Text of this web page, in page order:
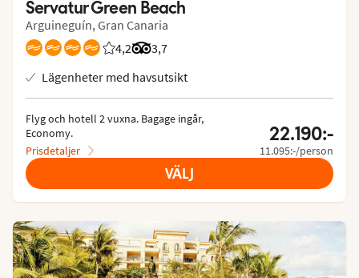
Servatur Green Beach
Arguineguín, Gran Canaria
4,2
Betyg från Vings gäster: 4.158/5
3,7
Betyg från Tripadvisor: 3.7 of 5
Lägenheter med havsutsikt
Flyg och hotell 2 vuxna. Bagage ingår,
Economy.
Prisdetaljer
22.190:-
11.095:-/person
VÄLJ